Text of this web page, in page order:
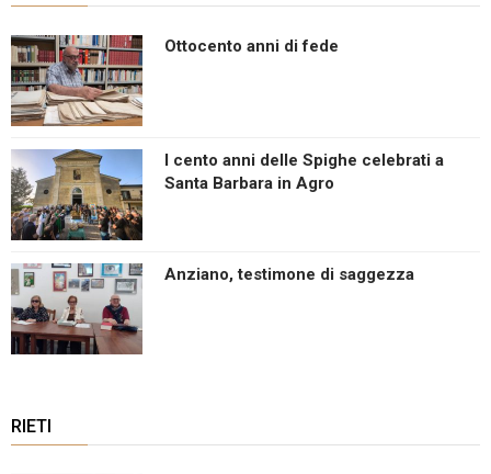
Ottocento anni di fede
I cento anni delle Spighe celebrati a
Santa Barbara in Agro
Anziano, testimone di saggezza
RIETI